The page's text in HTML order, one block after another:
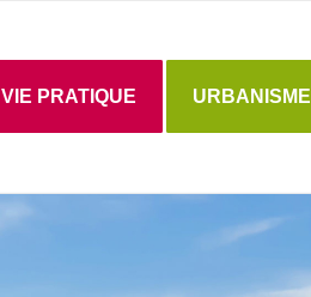
VIE PRATIQUE URBANISME